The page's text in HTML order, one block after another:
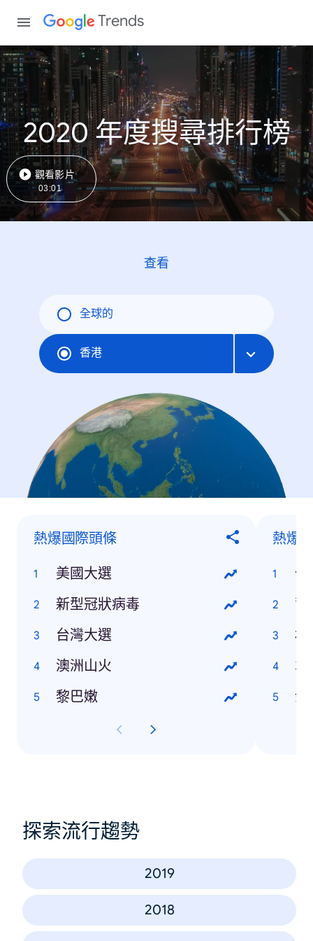
Trends
2020 年度搜尋排行榜
觀看影片
03:01
查看
全球的
香港
熱爆國際頭條
美國大選
新型冠狀病毒
台灣大選
澳洲山火
黎巴嫩
熱爆
何
蕭
林
袁
余
探索流行趨勢
2019
2018